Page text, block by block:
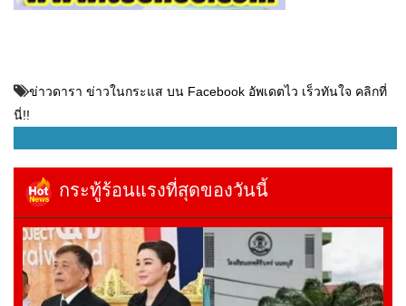
ข่าวดารา ข่าวในกระแส บน Facebook อัพเดตไว เร็วทันใจ คลิกที่
นี่!!
กระทู้ร้อนแรงที่สุดของวันนี้